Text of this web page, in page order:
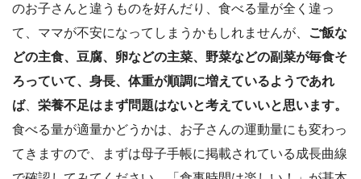
のお子さんと違うものを好んだり、食べる量が全く違っ
て、ママが不安になってしまうかもしれませんが、
ご飯な
どの主食、豆腐、卵などの主菜、野菜などの副菜が毎食そ
ろっていて、身長、体重が順調に増えているようであれ
ば、 栄養不足はまず問題はないと考えていいと思います。
食べる量が適量かどうかは、お子さんの運動量にも変わっ
てきますので、まずは母子手帳に掲載されている成長曲線